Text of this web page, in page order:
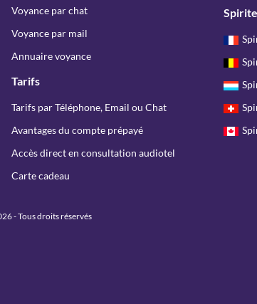
Voyance par chat
Voyance par mail
Annuaire voyance
Tarifs
Tarifs par Téléphone, Email ou Chat
Avantages du compte prépayé
Accès direct en consultation audiotel
Carte cadeau
- Tous droits réservés